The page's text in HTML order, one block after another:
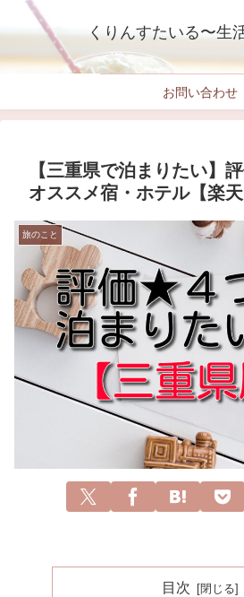
くりんすたいる〜生
お問い合わせ
【三重県で泊まりたい】
オススメ宿・ホテル【楽天
旅のこと
目次